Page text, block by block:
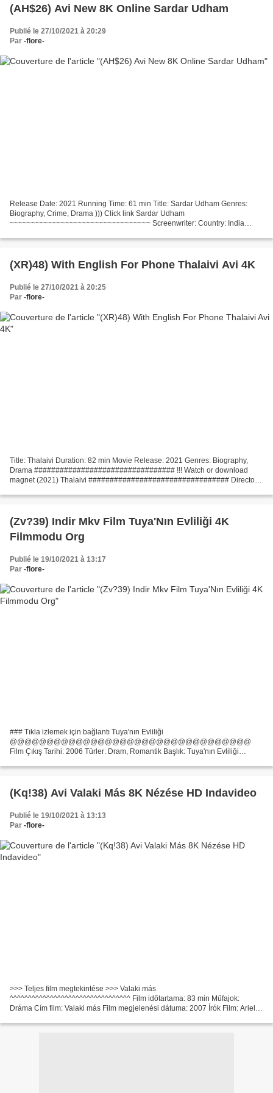
(AH$26) Avi New 8K Online Sardar Udham
Publié le 27/10/2021 à 20:29
Par -flore-
Release Date: 2021 Running Time: 61 min Title: Sardar Udham Genres:
Biography, Crime, Drama ))) Click link Sardar Udham
~~~~~~~~~~~~~~~~~~~~~~~~~~~~~~~~~ Screenwriter: Country: India
(XR)48) With English For Phone Thalaivi Avi 4K
Publié le 27/10/2021 à 20:25
Par -flore-
Title: Thalaivi Duration: 82 min Movie Release: 2021 Genres: Biography,
Drama ################################# !!! Watch or download
magnet (2021) Thalaivi ################################# Director:
(Zv?39) Indir Mkv Film Tuya'Nın Evliliği 4K
Filmmodu Org
Publié le 19/10/2021 à 13:17
Par -flore-
### Tıkla izlemek için bağlantı Tuya'nın Evliliği
@@@@@@@@@@@@@@@@@@@@@@@@@@@@@@@@@
Film Çıkış Tarihi: 2006 Türler: Dram, Romantik Başlık: Tuya'nın Evliliği
Film: Quan'an Wang Ülke:...
(Kq!38) Avi Valaki Más 8K Nézése HD Indavideo
Publié le 19/10/2021 à 13:13
Par -flore-
>>> Teljes film megtekintése >>> Valaki más
^^^^^^^^^^^^^^^^^^^^^^^^^^^^^^^^^ Film időtartama: 83 min Műfajok:
Dráma Cím film: Valaki más Film megjelenési dátuma: 2007 Írók Film: Ariel